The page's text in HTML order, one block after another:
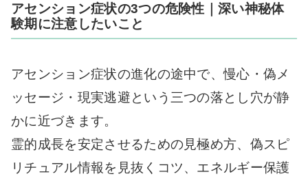
アセンション症状の3つの危険性｜深い神秘体
験期に注意したいこと
アセンション症状の進化の途中で、慢心・偽メ
ッセージ・現実逃避という三つの落とし穴が静
かに近づきます。
霊的成長を安定させるための見極め方、偽スピ
リチュアル情報を見抜くコツ、エネルギー保護